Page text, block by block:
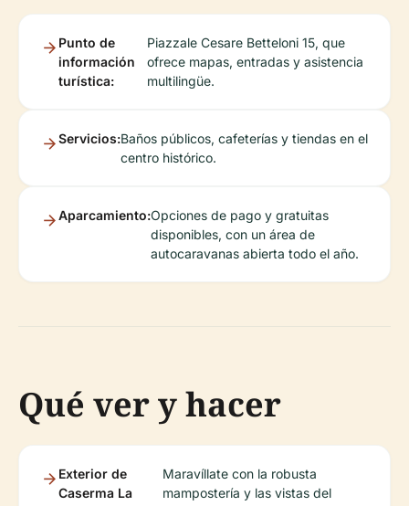
Punto de
información
turística:
Piazzale Cesare Betteloni 15, que
ofrece mapas, entradas y asistencia
multilingüe.
Servicios:Baños públicos, cafeterías y tiendas en el
centro histórico.
Aparcamiento:Opciones de pago y gratuitas
disponibles, con un área de
autocaravanas abierta todo el año.
Qué ver y hacer
Exterior de
Caserma La
Maravíllate con la robusta
mampostería y las vistas del